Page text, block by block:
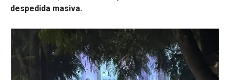
despedida masiva.